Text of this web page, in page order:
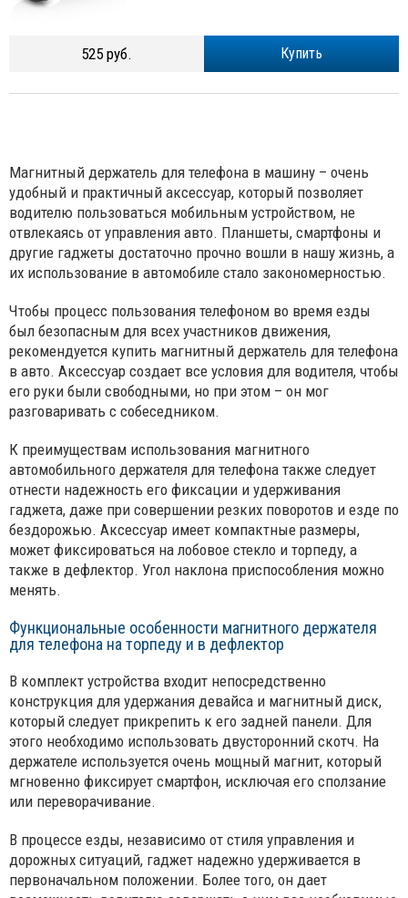
Купить
525 руб.
Магнитный держатель для телефона в машину – очень
удобный и практичный аксессуар, который позволяет
водителю пользоваться мобильным устройством, не
отвлекаясь от управления авто. Планшеты, смартфоны и
другие гаджеты достаточно прочно вошли в нашу жизнь, а
их использование в автомобиле стало закономерностью.
Чтобы процесс пользования телефоном во время езды
был безопасным для всех участников движения,
рекомендуется купить магнитный держатель для телефона
в авто. Аксессуар создает все условия для водителя, чтобы
его руки были свободными, но при этом – он мог
разговаривать с собеседником.
К преимуществам использования магнитного
автомобильного держателя для телефона также следует
отнести надежность его фиксации и удерживания
гаджета, даже при совершении резких поворотов и езде по
бездорожью. Аксессуар имеет компактные размеры,
может фиксироваться на лобовое стекло и торпеду, а
также в дефлектор. Угол наклона приспособления можно
менять.
Функциональные особенности магнитного держателя
для телефона на торпеду и в дефлектор
В комплект устройства входит непосредственно
конструкция для удержания девайса и магнитный диск,
который следует прикрепить к его задней панели. Для
этого необходимо использовать двусторонний скотч. На
держателе используется очень мощный магнит, который
мгновенно фиксирует смартфон, исключая его сползание
или переворачивание.
В процессе езды, независимо от стиля управления и
дорожных ситуаций, гаджет надежно удерживается в
первоначальном положении. Более того, он дает